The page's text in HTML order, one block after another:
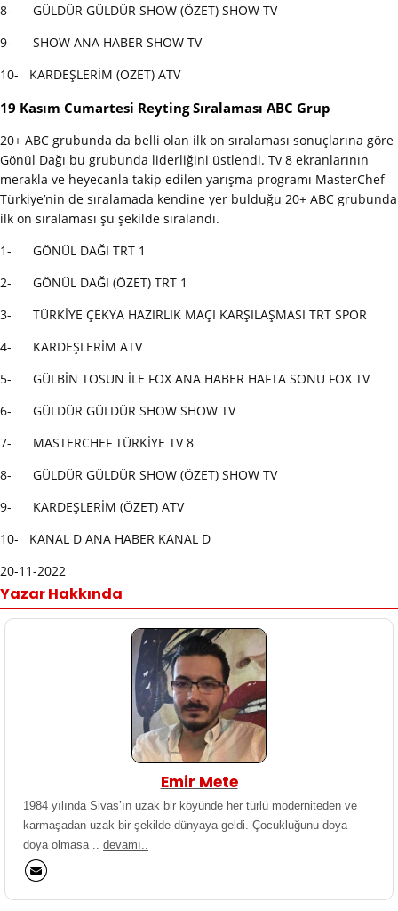
8- GÜLDÜR GÜLDÜR SHOW (ÖZET) SHOW TV
9- SHOW ANA HABER SHOW TV
10- KARDEŞLERİM (ÖZET) ATV
19 Kasım Cumartesi Reyting Sıralaması ABC Grup
20+ ABC grubunda da belli olan ilk on sıralaması sonuçlarına göre
Gönül Dağı bu grubunda liderliğini üstlendi. Tv 8 ekranlarının
merakla ve heyecanla takip edilen yarışma programı MasterChef
Türkiye’nin de sıralamada kendine yer bulduğu 20+ ABC grubunda
ilk on sıralaması şu şekilde sıralandı.
1- GÖNÜL DAĞI TRT 1
2- GÖNÜL DAĞI (ÖZET) TRT 1
3- TÜRKİYE ÇEKYA HAZIRLIK MAÇI KARŞILAŞMASI TRT SPOR
4- KARDEŞLERİM ATV
5- GÜLBİN TOSUN İLE FOX ANA HABER HAFTA SONU FOX TV
6- GÜLDÜR GÜLDÜR SHOW SHOW TV
7- MASTERCHEF TÜRKİYE TV 8
8- GÜLDÜR GÜLDÜR SHOW (ÖZET) SHOW TV
9- KARDEŞLERİM (ÖZET) ATV
10- KANAL D ANA HABER KANAL D
20-11-2022
Yazar Hakkında
Emir Mete
1984 yılında Sivas’ın uzak bir köyünde her türlü moderniteden ve
karmaşadan uzak bir şekilde dünyaya geldi. Çocukluğunu doya
doya olmasa .. devamı..